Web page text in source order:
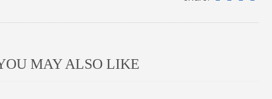
MAY ALSO LIKE